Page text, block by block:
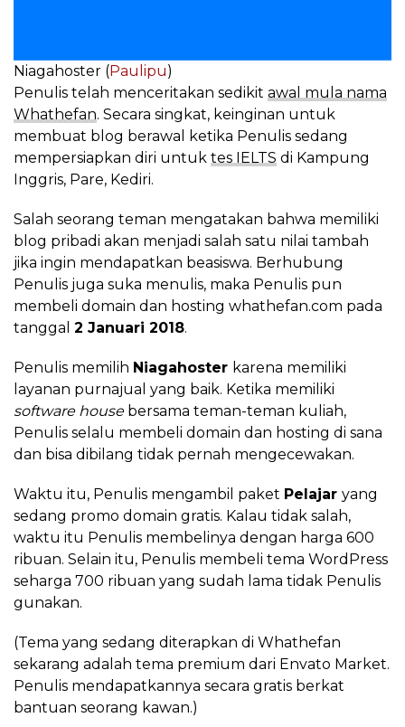
Niagahoster (Paulipu)
Penulis telah menceritakan sedikit awal mula nama
Whathefan. Secara singkat, keinginan untuk
membuat blog berawal ketika Penulis sedang
mempersiapkan diri untuk tes IELTS di Kampung
Inggris, Pare, Kediri.
Salah seorang teman mengatakan bahwa memiliki
blog pribadi akan menjadi salah satu nilai tambah
jika ingin mendapatkan beasiswa. Berhubung
Penulis juga suka menulis, maka Penulis pun
membeli domain dan hosting whathefan.com pada
tanggal 2 Januari 2018.
Penulis memilih Niagahoster karena memiliki
layanan purnajual yang baik. Ketika memiliki
software house bersama teman-teman kuliah,
Penulis selalu membeli domain dan hosting di sana
dan bisa dibilang tidak pernah mengecewakan.
Waktu itu, Penulis mengambil paket Pelajar yang
sedang promo domain gratis. Kalau tidak salah,
waktu itu Penulis membelinya dengan harga 600
ribuan. Selain itu, Penulis membeli tema WordPress
seharga 700 ribuan yang sudah lama tidak Penulis
gunakan.
(Tema yang sedang diterapkan di Whathefan
sekarang adalah tema premium dari Envato Market.
Penulis mendapatkannya secara gratis berkat
bantuan seorang kawan.)